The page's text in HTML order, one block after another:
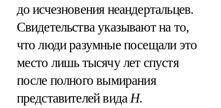
до исчезновения неандертальцев.
Свидетельства указывают на то,
что люди разумные посещали это
место лишь тысячу лет спустя
после полного вымирания
представителей видаH.